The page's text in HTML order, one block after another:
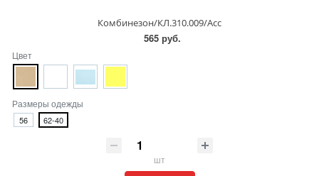
Комбинезон/КЛ.310.009/Асс
565 руб.
Цвет
Размеры одежды
56 62-40
шт